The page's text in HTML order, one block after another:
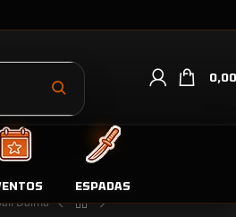
0,00
ESPADAS
Daima